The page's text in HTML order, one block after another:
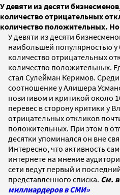
У девяти из десяти
количество отрицательных
количество положительных.
У девяти из десяти
наибольшей популярностью у
количество отрицательных
количество положительных.
стал Сулейман Керимов.
соотношение у Алишера
позитивом и критикой около
перевес в сторону критики у
отрицательных откликов
положительных. При этом в
десятки упоминался он вне
Интересно, что активность
интернете на мнение
сети ведут первый и
представленного списка. См.
миллиардеров в СМИ»